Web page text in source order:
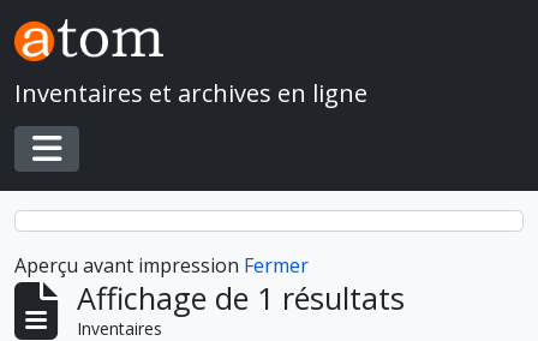
Skip to main content
Inventaires et archives en ligne
Toggle navigation
Aperçu avant impression Fermer
Affichage de 1 résultats
Inventaires